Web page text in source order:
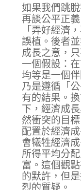
如果我們跳
再談公平正
「弄好經濟
誤植。後者
成長之意，
一個假設：
均等是一個
乃是遵循「
有的結果。
下，經濟成
然衝突的目
配置於經濟
會犧牲經濟
所得平均分
富。這個觀
的默許，但
烈的質疑。